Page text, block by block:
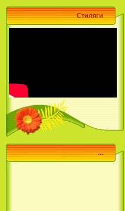
Стиляги
...